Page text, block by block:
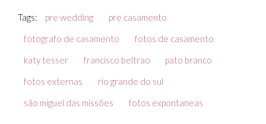
Tags: pre wedding
pre casamento
fotografo de casamento
fotos de casamento
katy tesser
francisco beltrao
pato branco
fotos externas
rio grande do sul
são miguel das missões
fotos expontaneas